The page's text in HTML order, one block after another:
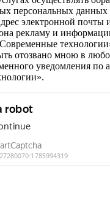
персональных данных
электронной почты
рекламу и
отозвано мною в
уведомления по